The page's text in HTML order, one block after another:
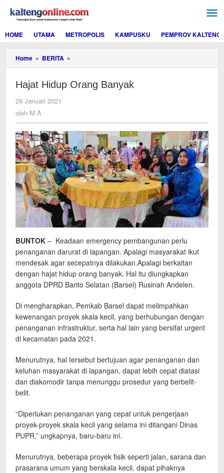
konten
HOME
UTAMA METROPOLIS KAMPUSKU PEMPROV KALTENG
Home » BERITA »
Hidup
Banyak
Hajat Hidup Orang Banyak
29 Januari 2021
oleh M.A
BUNTOK – Keadaan emergency pembangunan perlu
penanganan darurat di lapangan. Apalagi masyarakat ikut
mendesak agar secepatnya dilakukan.Apalagi berkaitan
dengan hajat hidup orang banyak. Hal itu diungkapkan
anggota DPRD Barito Selatan (Barsel) Rusinah Andelen.
Di mengharapkan, Pemkab Barsel dapat melimpahkan
kewenangan proyek skala kecil, yang berhubungan dengan
penanganan infrastruktur, serta hal lain yang bersifat urgent
di kecamatan pada 2021.
Menurutnya, hal tersebut bertujuan agar penanganan dan
keluhan masyarakat di lapangan, dapat lebih cepat diatasi
dan diakomodir tanpa menunggu prosedur yang berbelit-
belit.
“Diperlukan penanganan yang cepat untuk pengerjaan
proyek-proyek skala kecil yang selama ini ditangani Dinas
PUPR,” ungkapnya, baru-baru ini.
Menurutnya, beberapa proyek fisik seperti jalan, sarana dan
prasarana umum yang berskala kecil, dapat pihaknya